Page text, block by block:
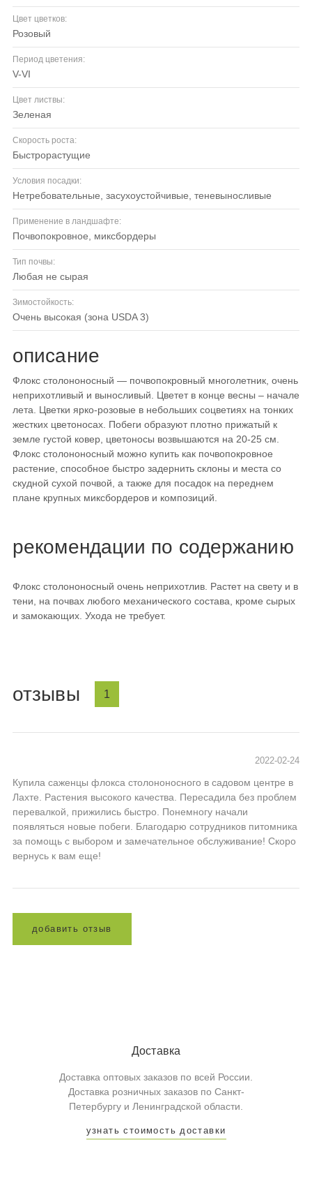
Цвет цветков:
розовый
Период цветения:
V-VI
Цвет листвы:
зеленая
Скорость роста:
быстрорастущие
Условия посадки:
нетребовательные, засухоустойчивые, теневыносливые
Применение в ландшафте:
почвопокровное, миксбордеры
Тип почвы:
любая не сырая
Зимостойкость:
очень высокая (зона USDA 3)
описание
Флокс столононосный — почвопокровный многолетник, очень
неприхотливый и выносливый. Цветет в конце весны – начале
лета. Цветки ярко-розовые в небольших соцветиях на тонких
жестких цветоносах. Побеги образуют плотно прижатый к
земле густой ковер, цветоносы возвышаются на 20-25 см.
Флокс столононосный можно купить как почвопокровное
растение, способное быстро задернить склоны и места со
скудной сухой почвой, а также для посадок на переднем
плане крупных миксбордеров и композиций.
рекомендации по содержанию
Флокс столононосный очень неприхотлив. Растет на свету и в
тени, на почвах любого механического состава, кроме сырых
и замокающих. Ухода не требует.
отзывы 1
2022-02-24
Купила саженцы флокса столононосного в садовом центре в
Лахте. Растения высокого качества. Пересадила без проблем
перевалкой, прижились быстро. Понемногу начали
появляться новые побеги. Благодарю сотрудников питомника
за помощь с выбором и замечательное обслуживание! Скоро
вернусь к вам еще!
доба вит ь отз ыв
Доставка
Доставка оптовых заказов по всей России.
Доставка розничных заказов по Санкт-
Петербургу и Ленинградской области.
узнать стоимость доставки